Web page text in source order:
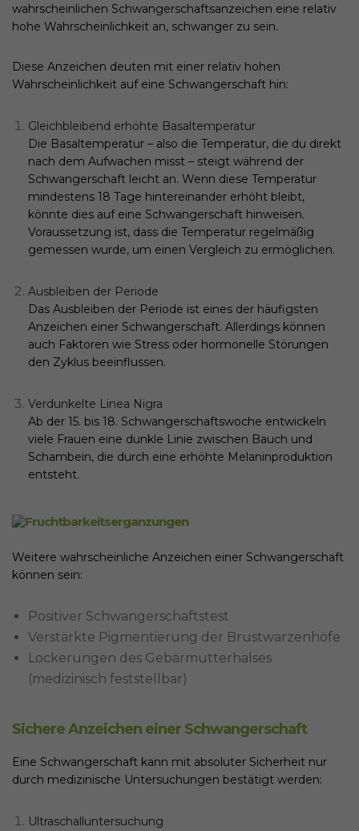
wahrscheinlichen Schwangerschaftsanzeichen eine relativ
hohe Wahrscheinlichkeit an, schwanger zu sein.
Diese Anzeichen deuten mit einer relativ hohen
Wahrscheinlichkeit auf eine Schwangerschaft hin:
Gleichbleibend erhöhte Basaltemperatur
Die Basaltemperatur – also die Temperatur, die du direkt
nach dem Aufwachen misst – steigt während der
Schwangerschaft leicht an. Wenn diese Temperatur
mindestens 18 Tage hintereinander erhöht bleibt,
könnte dies auf eine Schwangerschaft hinweisen.
Voraussetzung ist, dass die Temperatur regelmäßig
gemessen wurde, um einen Vergleich zu ermöglichen.
Ausbleiben der Periode
Das Ausbleiben der Periode ist eines der häufigsten
Anzeichen einer Schwangerschaft. Allerdings können
auch Faktoren wie Stress oder hormonelle Störungen
den Zyklus beeinflussen.
Verdunkelte Linea Nigra
Ab der 15. bis 18. Schwangerschaftswoche entwickeln
viele Frauen eine dunkle Linie zwischen Bauch und
Schambein, die durch eine erhöhte Melaninproduktion
entsteht.
Weitere wahrscheinliche Anzeichen einer Schwangerschaft
können sein:
Positiver Schwangerschaftstest
Verstärkte Pigmentierung der Brustwarzenhöfe
Lockerungen des Gebärmutterhalses
(medizinisch feststellbar)
Sichere Anzeichen einer Schwangerschaft
Eine Schwangerschaft kann mit absoluter Sicherheit nur
durch medizinische Untersuchungen bestätigt werden:
Ultraschalluntersuchung